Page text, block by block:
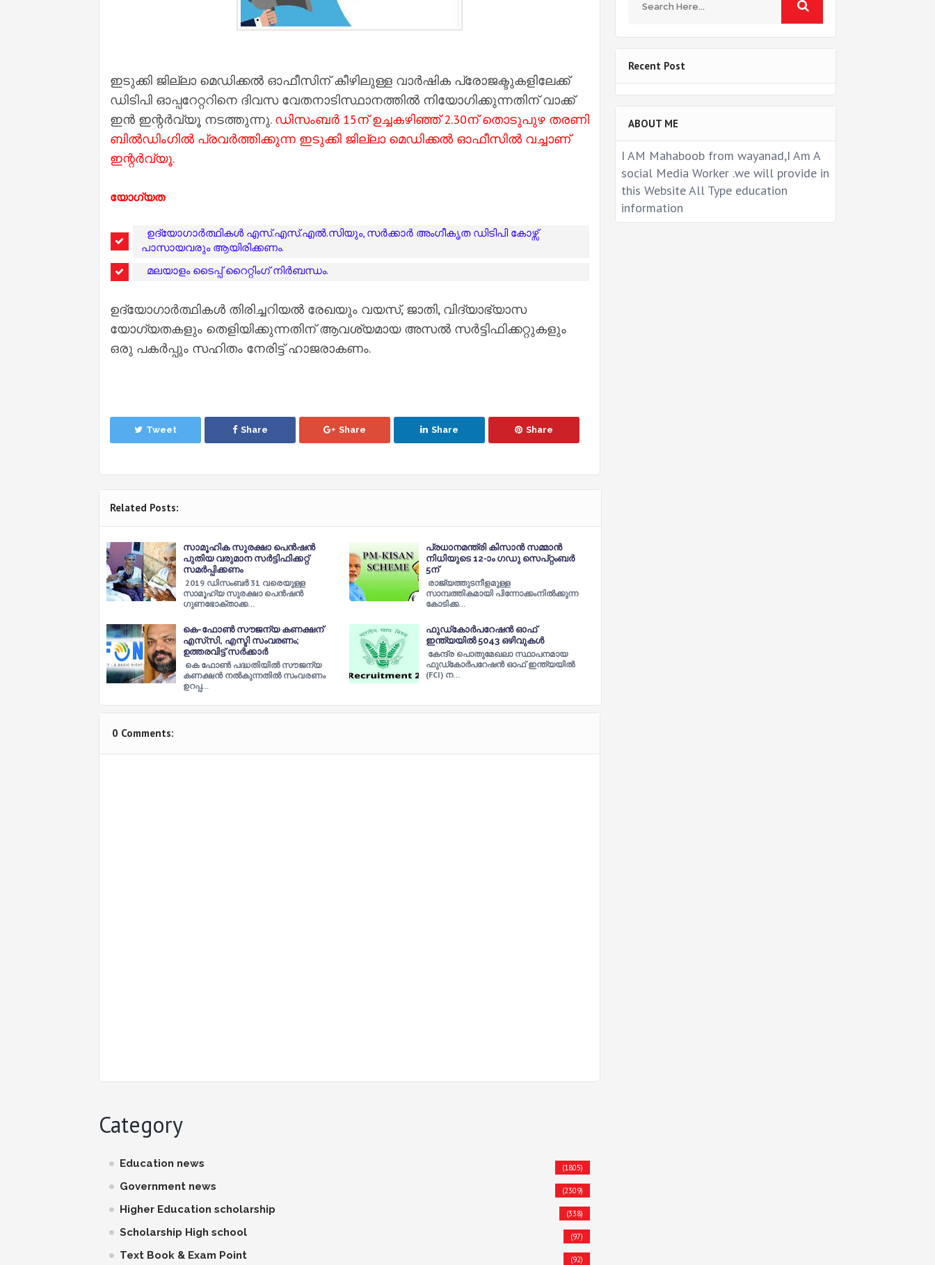
ഇടുക്കി ജില്ലാ മെഡിക്കല്‍ ഓഫീസിന് കീഴിലുള്ള വാര്‍ഷിക പ്രോജക്ടുകളിലേക്ക്
ഡിടിപി ഓപ്പറേറ്ററിനെ ദിവസ വേതനാടിസ്ഥാനത്തില്‍ നിയോഗിക്കുന്നതിന് വാക്ക്
ഇന്‍ ഇന്റര്‍വ്യൂ നടത്തുന്നു. ഡിസംബര്‍ 15ന് ഉച്ചകഴിഞ്ഞ് 2.30ന് തൊടുപുഴ തരണി
ബില്‍ഡിംഗില്‍ പ്രവര്‍ത്തിക്കുന്ന ഇടുക്കി ജില്ലാ മെഡിക്കല്‍ ഓഫീസില്‍ വച്ചാണ്
ഇന്റര്‍വ്യൂ.
യോഗ്യത
ഉദ്യോഗാര്‍ത്ഥികള്‍ എസ്.എസ്.എല്‍.സിയും, സര്‍ക്കാര്‍ അംഗീകൃത ഡിടിപി കോഴ്സ്
പാസായവരും ആയിരിക്കണം.
മലയാളം ടൈപ്പ് റൈറ്റിംഗ് നിര്‍ബന്ധം.
ഉദ്യോഗാര്‍ത്ഥികള്‍ തിരിച്ചറിയല്‍ രേഖയും വയസ്, ജാതി, വിദ്യാഭ്യാസ
യോഗ്യതകളും തെളിയിക്കുന്നതിന് ആവശ്യമായ അസല്‍ സര്‍ട്ടിഫിക്കറ്റുകളും
ഒരു പകര്‍പ്പും സഹിതം നേരിട്ട് ഹാജരാകണം.
Tweet Share Share Share Share
Related Posts:
സാമൂഹിക സുരക്ഷാ പെന്‍ഷന്‍
പുതിയ വരുമാന സര്‍ട്ടിഫിക്കറ്റ്
സമര്‍പ്പിക്കണം
2019 ഡിസംബര്‍ 31 വരെയുള്ള
സാമൂഹ്യ സുരക്ഷാ പെന്‍ഷന്‍
ഗുണഭോക്താക്ക…
പ്രധാനമന്ത്രി കിസാൻ സമ്മാൻ
നിധിയുടെ 12-ാം ഗഡു സെപ്റ്റംബര്‍
5ന്
രാജ്യത്തുടനീളമുള്ള
സാമ്പത്തികമായി പിന്നോക്കംനില്‍ക്കുന്ന
കോടിക്ക…
കെ-ഫോണ്‍ സൗജന്യ കണക്ഷന്
എസ്‌സി, എസ്ടി സംവരണം;
ഉത്തരവിട്ട് സര്‍ക്കാര്‍
കെ ഫോണ്‍ പദ്ധതിയില്‍ സൗജന്യ
കണക്ഷന്‍ നല്‍കുന്നതില്‍ സംവരണം
ഉറപ്പ…
ഫുഡ്കോർപറേഷൻ ഓഫ്
ഇന്ത്യയില്‍ 5043 ഒഴിവുകള്‍
കേന്ദ്ര പൊതുമേഖലാ സ്ഥാപനമായ
ഫുഡ്കോർപറേഷൻ ഓഫ് ഇന്ത്യയില്‍
(FCI) ന…
0 Comments:
Category
Education news (1805)
Government news (2309)
Higher Education scholarship (338)
Scholarship High school (97)
Text Book & Exam Point (92)
Recent Post
ABOUT ME
I AM Mahaboob from wayanad,I Am A
social Media Worker .we will provide in
this Website All Type education
information